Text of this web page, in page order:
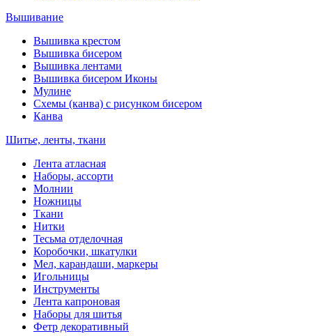
Вышивание
Вышивка крестом
Вышивка бисером
Вышивка лентами
Вышивка бисером Иконы
Мулине
Схемы (канва) с рисунком бисером
Канва
Шитье, ленты, ткани
Лента атласная
Наборы, ассорти
Молнии
Ножницы
Ткани
Нитки
Тесьма отделочная
Коробочки, шкатулки
Мел, карандаши, маркеры
Игольницы
Инструменты
Лента капроновая
Наборы для шитья
Фетр декоративный